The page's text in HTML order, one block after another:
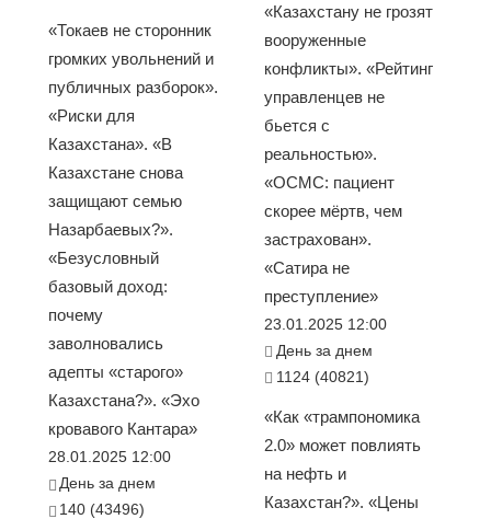
«Токаев не сторонник
громких увольнений и
публичных разборок».
«Риски для
Казахстана». «В
Казахстане снова
защищают семью
Назарбаевых?».
«Безусловный
базовый доход:
почему
заволновались
адепты «старого»
Казахстана?». «Эхо
кровавого Кантара»
28.01.2025 12:00
День за днем
140 (43496)
«Казахстану не грозят
вооруженные
конфликты». «Рейтинг
управленцев не
бьется с
реальностью».
«ОСМС: пациент
скорее мёртв, чем
застрахован».
«Сатира не
преступление»
23.01.2025 12:00
День за днем
1124 (40821)
«Как «трампономика
2.0» может повлиять
на нефть и
Казахстан?». «Цены